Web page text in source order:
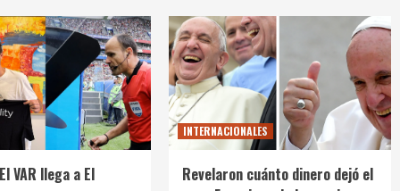
VAR llega a El
INTERNACIONALES
Revelaron cuánto dinero dejó el